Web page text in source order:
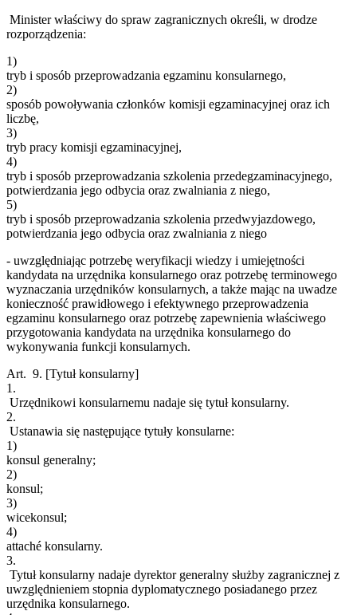
Minister właściwy do spraw zagranicznych określi, w drodze
rozporządzenia:
1)
tryb i sposób przeprowadzania egzaminu konsularnego,
2)
sposób powoływania członków komisji egzaminacyjnej oraz ich
liczbę,
3)
tryb pracy komisji egzaminacyjnej,
4)
tryb i sposób przeprowadzania szkolenia przedegzaminacyjnego,
potwierdzania jego odbycia oraz zwalniania z niego,
5)
tryb i sposób przeprowadzania szkolenia przedwyjazdowego,
potwierdzania jego odbycia oraz zwalniania z niego
- uwzględniając potrzebę weryfikacji wiedzy i umiejętności
kandydata na urzędnika konsularnego oraz potrzebę terminowego
wyznaczania urzędników konsularnych, a także mając na uwadze
konieczność prawidłowego i efektywnego przeprowadzenia
egzaminu konsularnego oraz potrzebę zapewnienia właściwego
przygotowania kandydata na urzędnika konsularnego do
wykonywania funkcji konsularnych.
Art. 9. [Tytuł konsularny]
1.
Urzędnikowi konsularnemu nadaje się tytuł konsularny.
2.
Ustanawia się następujące tytuły konsularne:
1)
konsul generalny;
2)
konsul;
3)
wicekonsul;
4)
attaché konsularny.
3.
Tytuł konsularny nadaje dyrektor generalny służby zagranicznej z
uwzględnieniem stopnia dyplomatycznego posiadanego przez
urzędnika konsularnego.